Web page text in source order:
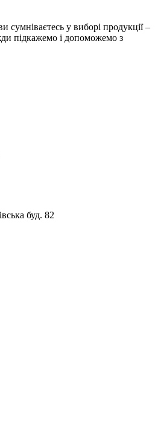
сумніваєтесь у виборі продукції –
підкажемо і допоможемо з
буд. 82